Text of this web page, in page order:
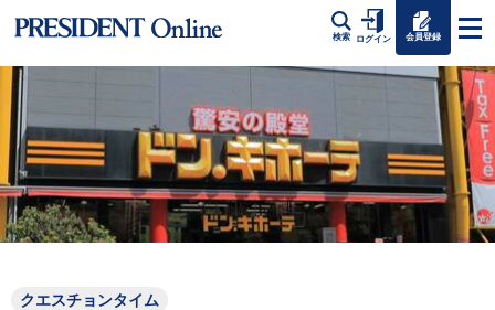
検索 ログイン 会員登録
クエスチョンタイム